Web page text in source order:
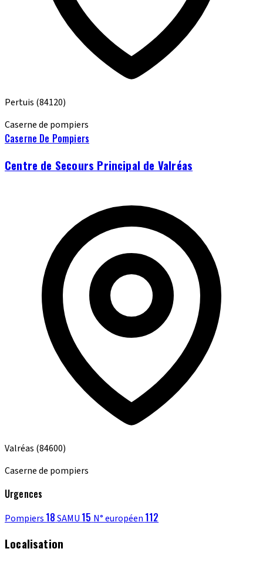
Pertuis (84120)
Caserne de pompiers
Caserne De Pompiers
Centre de Secours Principal de Valréas
Valréas (84600)
Caserne de pompiers
Urgences
Pompiers 18SAMU 15 N° européen 112
Localisation